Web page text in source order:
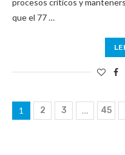
procesos críticos y
que el 77 …
1 2 3 … 45